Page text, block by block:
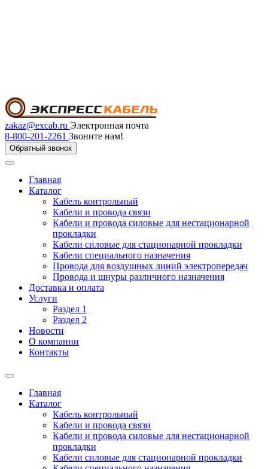
zakaz@excab.ru Электронная почта
8-800-201-2261 Звоните нам!
Обратный звонок
Главная
Каталог
Кабель контрольный
Кабели и провода связи
Кабели и провода силовые для нестационарной
прокладки
Кабели силовые для стационарной прокладки
Кабели специального назначения
Провода для воздушных линий электропередач
Провода и шнуры различного назначения
Доставка и оплата
Услуги
Раздел 1
Раздел 2
Новости
О компании
Контакты
Главная
Каталог
Кабель контрольный
Кабели и провода связи
Кабели и провода силовые для нестационарной
прокладки
Кабели силовые для стационарной прокладки